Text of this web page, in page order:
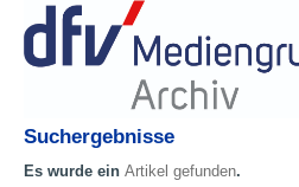
Suchergebnisse
Es wurde ein Artikel gefunden.